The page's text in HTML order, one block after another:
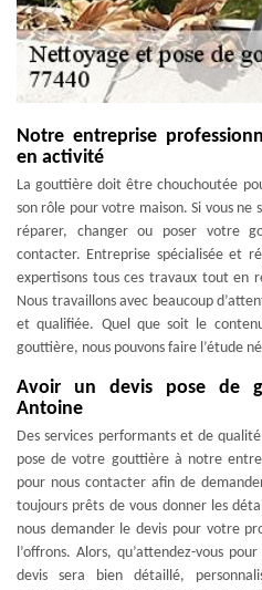
Notre entreprise
en activité
La gouttière doit être chouchoutée
son rôle pour votre maison. Si vous ne
réparer, changer ou poser votre
contacter. Entreprise spécialisée et
expertisons tous ces travaux tout en
Nous travaillons avec beaucoup
et qualifiée. Quel que soit le
gouttière, nous pouvons faire l’étude
Avoir un devis pose de
Antoine
Des services performants et de
pose de votre gouttière à notre
pour nous contacter afin de
toujours prêts de vous donner les
nous demander le devis pour votre
l’offrons. Alors, qu’attendez-vous
devis sera bien détaillé,